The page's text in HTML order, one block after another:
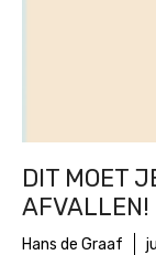
DIT MOET
AFVALLEN!
Hans de Graaf